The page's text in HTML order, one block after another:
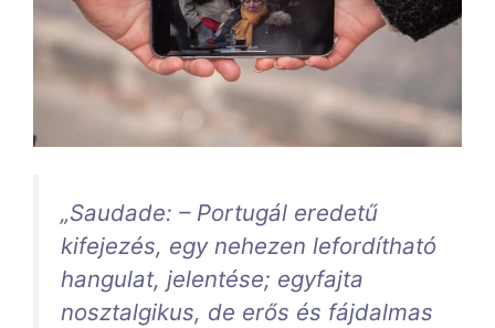
„Saudade: – Portugál eredetű
kifejezés, egy nehezen lefordítható
hangulat, jelentése; egyfajta
nosztalgikus, de erős és fájdalmas